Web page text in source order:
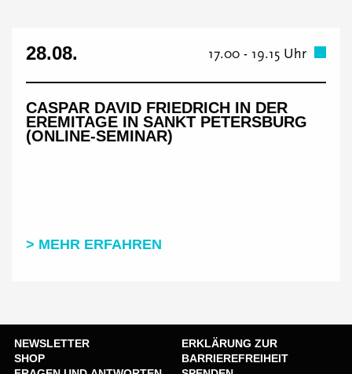
28.08. 17.00 - 19.15 Uhr
CASPAR DAVID FRIEDRICH IN DER
EREMITAGE IN SANKT PETERSBURG
(ONLINE-SEMINAR)
> MEHR ERFAHREN
NEWSLETTER
SHOP
ERKLÄRUNG ZUR
BARRIEREFREIHEIT